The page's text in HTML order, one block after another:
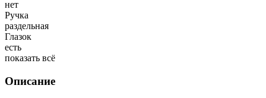
нет
Ручка
раздельная
Глазок
есть
показать всё
Описание